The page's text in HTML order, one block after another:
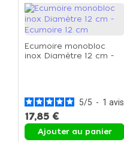
Ecumoire monobloc
inox Diamètre 12 cm -
5/5 - 1 avis
17,85 €
Ajouter au panier